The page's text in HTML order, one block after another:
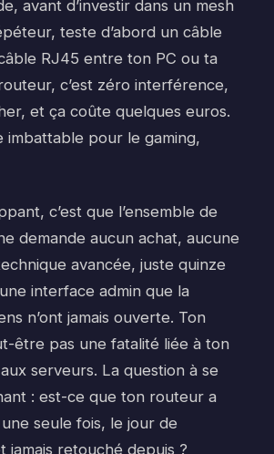
avant d’investir dans un mesh
teste d’abord un câble
RJ45 entre ton PC ou ta
c’est zéro interférence,
et ça coûte quelques euros.
imbattable pour le gaming,
c’est que l’ensemble de
demande aucun achat, aucune
avancée, juste quinze
interface admin que la
n’ont jamais ouverte. Ton
être pas une fatalité liée à ton
serveurs. La question à se
: est-ce que ton routeur a
seule fois, le jour de
jamais retouché depuis ?